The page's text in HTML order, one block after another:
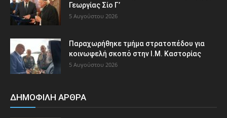
Γεωργίας Σίο Γ’
5 Αυγούστου 2026
Παραχωρήθηκε τμήμα στρατοπέδου για
κοινωφελή σκοπό στην Ι.Μ. Καστορίας
5 Αυγούστου 2026
ΔΗΜΟΦΙΛΗ ΑΡΘΡΑ